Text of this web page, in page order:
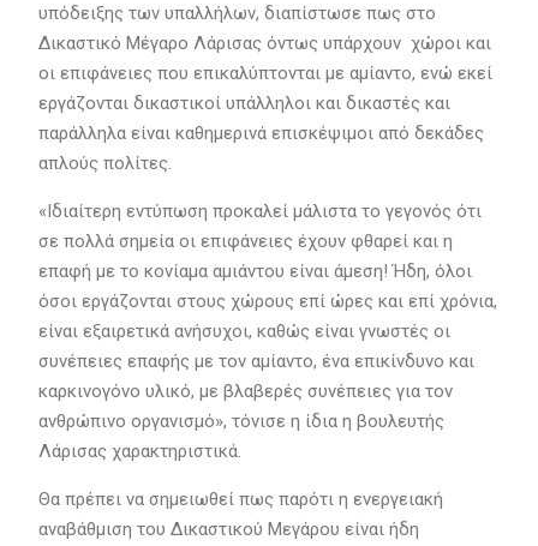
υπόδειξης των υπαλλήλων, διαπίστωσε πως στο
Δικαστικό Μέγαρο Λάρισας όντως υπάρχουν χώροι και
οι επιφάνειες που επικαλύπτονται με αμίαντο, ενώ εκεί
εργάζονται δικαστικοί υπάλληλοι και δικαστές και
παράλληλα είναι καθημερινά επισκέψιμοι από δεκάδες
απλούς πολίτες.
«Ιδιαίτερη εντύπωση προκαλεί μάλιστα το γεγονός ότι
σε πολλά σημεία οι επιφάνειες έχουν φθαρεί και η
επαφή με το κονίαμα αμιάντου είναι άμεση! Ήδη, όλοι
όσοι εργάζονται στους χώρους επί ώρες και επί χρόνια,
είναι εξαιρετικά ανήσυχοι, καθώς είναι γνωστές οι
συνέπειες επαφής με τον αμίαντο, ένα επικίνδυνο και
καρκινογόνο υλικό, με βλαβερές συνέπειες για τον
ανθρώπινο οργανισμό», τόνισε η ίδια η βουλευτής
Λάρισας χαρακτηριστικά.
Θα πρέπει να σημειωθεί πως παρότι η ενεργειακή
αναβάθμιση του Δικαστικού Μεγάρου είναι ήδη